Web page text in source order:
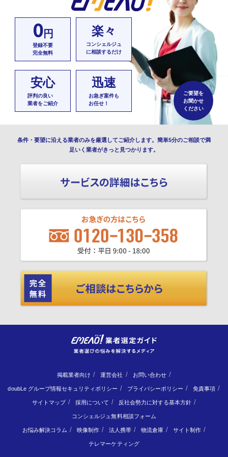
0円
登録不要
完全無料
楽々
コンシェルジュ
に相談するだけ
安心
評判の良い
業者をご紹介
迅速
お急ぎ案件も
お任せ！
ご要望を
お聞かせ
ください
条件・要望に沿える業者のみを厳選してご紹介します。簡単5分のご相談で満
足いく業者がきっと見つかります。
掲載業者向け 運営会社 お問い合わせ
doubLe グループ情報セキュリティポリシー プライバシーポリシー 免責事項
サイトマップ 採用について 反社会勢力に対する基本方針
コンシェルジュ無料相談フォーム
お悩み解決コラム 映像制作 法人携帯 物流倉庫 サイト制作
テレマーケティング